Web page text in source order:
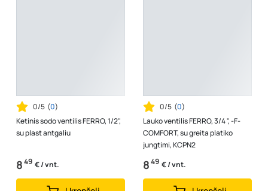
0/5 (0)
Ketinis sodo ventilis FERRO, 1/2",
su plast antgaliu
849 € / vnt.
0/5 (0)
Lauko ventilis FERRO, 3/4 ", -F-
COMFORT, su greita platiko
jungtimi, KCPN2
849 € / vnt.